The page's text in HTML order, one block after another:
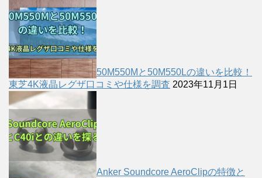
50M550Mと50M550Lの違いを比較！
東芝4K液晶レグザ口コミや仕様を調査 2023年11月1日
Anker Soundcore AeroClipの特徴と